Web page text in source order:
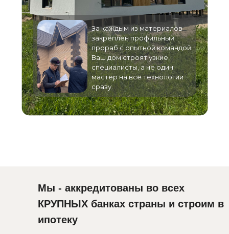
За каждым из материалов
закреплен профильный
прораб с опытной командой.
Ваш дом строят узкие
специалисты, а не один
мастер на все технологии
сразу.
Мы - аккредитованы во всех
КРУПНЫХ банках страны и строим в
ипотеку